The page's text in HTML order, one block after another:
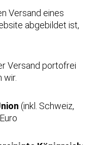
Versand eines
abgebildet ist,
Versand portofrei
wir.
(inkl. Schweiz,